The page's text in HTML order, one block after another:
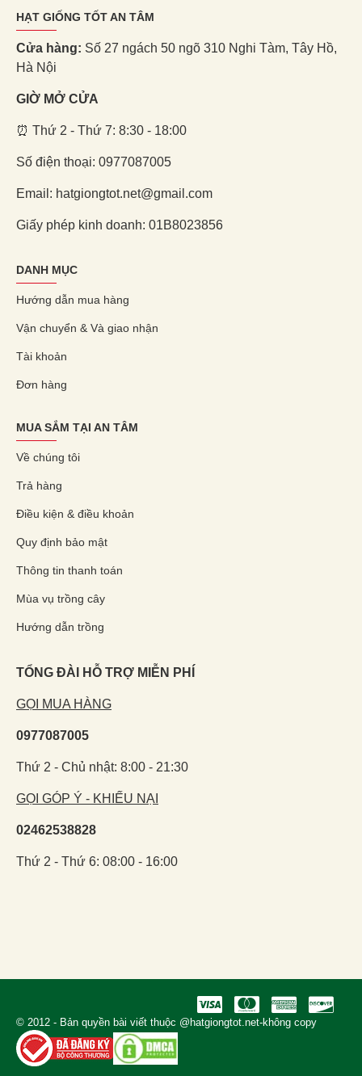
HẠT GIỐNG TỐT AN TÂM
Cửa hàng: Số 27 ngách 50 ngõ 310 Nghi Tàm, Tây Hồ,
Hà Nội
GIỜ MỞ CỬA
⏰ Thứ 2 - Thứ 7: 8:30 - 18:00
Số điện thoại: 0977087005
Email: hatgiongtot.net@gmail.com
Giấy phép kinh doanh: 01B8023856
DANH MỤC
Hướng dẫn mua hàng
Vận chuyển & Và giao nhận
Tài khoản
Đơn hàng
MUA SẮM TẠI AN TÂM
Về chúng tôi
Trả hàng
Điều kiện & điều khoản
Quy định bảo mật
Thông tin thanh toán
Mùa vụ trồng cây
Hướng dẫn trồng
TỔNG ĐÀI HỖ TRỢ MIỄN PHÍ
GỌI MUA HÀNG
0977087005
Thứ 2 - Chủ nhật: 8:00 - 21:30
GỌI GÓP Ý - KHIẾU NẠI
02462538828
Thứ 2 - Thứ 6: 08:00 - 16:00
© 2012 - Bản quyền bài viết thuộc @hatgiongtot.net-không copy